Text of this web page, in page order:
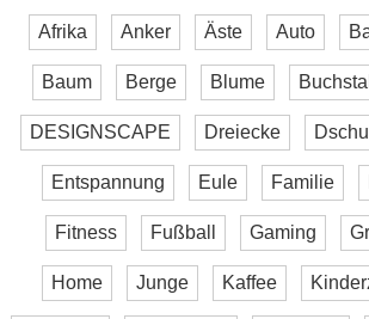
Afrika Anker Äste Auto
Baum Berge Blume
DESIGNSCAPE Dreiecke
Entspannung Eule Familie
Fitness Fußball Gaming
Home Junge Kaffee